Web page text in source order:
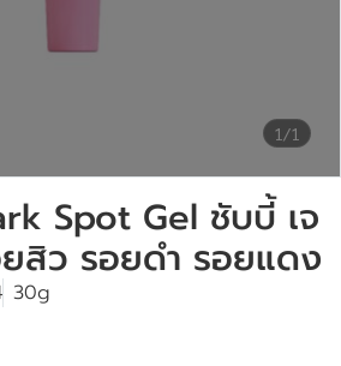
1/1
Spot Gel ชับบี้ เจ
สิว รอยดำ รอยแดง
30g